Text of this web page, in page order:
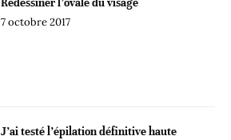
7 octobre 2017
J’ai testé l’épilation définitive haute